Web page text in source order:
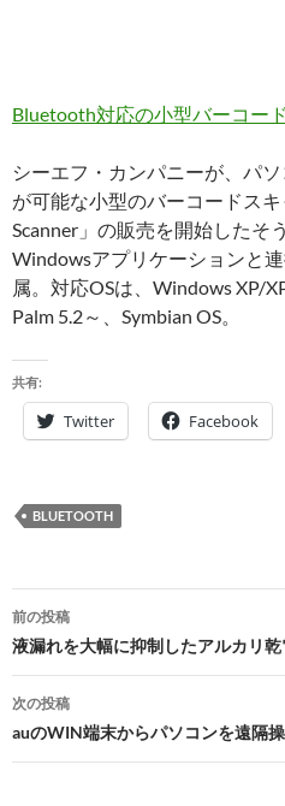
Bluetooth対応の小型バーコー
シーエフ・カンパニーが、パ
が可能な小型のバーコードス
Scanner」の販売を開始したそ
Windowsアプリケーションと
属。対応OSは、Windows XP/
Palm 5.2～、Symbian OS。
共有:
Twitter Facebook
BLUETOOTH
投
稿
ナ
ビ
ゲ
前の投稿
液漏れを大幅に抑制したアルカリ
次の投稿
auのWIN端末からパソコンを遠隔